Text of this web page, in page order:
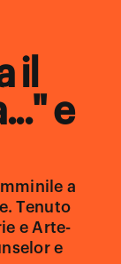
il
e
a
Tenuto
e Arte-
e